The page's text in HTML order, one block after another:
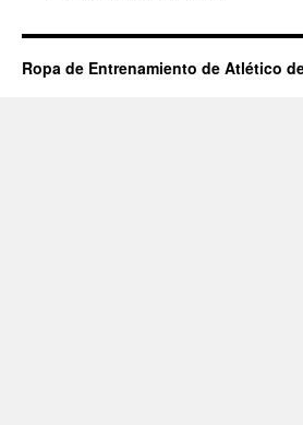
Ropa de Entrenamiento de Atlético